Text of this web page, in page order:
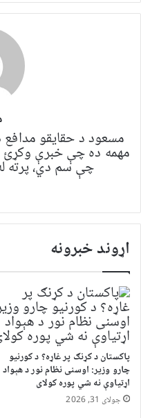
مسعود د حقایقو
مهمه ده چې خبرې وکړئ
چې سم دي،
اړوند خبرونه
پاکستان د کړنګ پر غاړه؟ د کورنیو
چارو وزیر: اوسنی نظام نور د هېواد
اړتیاوې نه شي پوره کولای
جولای 31, 2026